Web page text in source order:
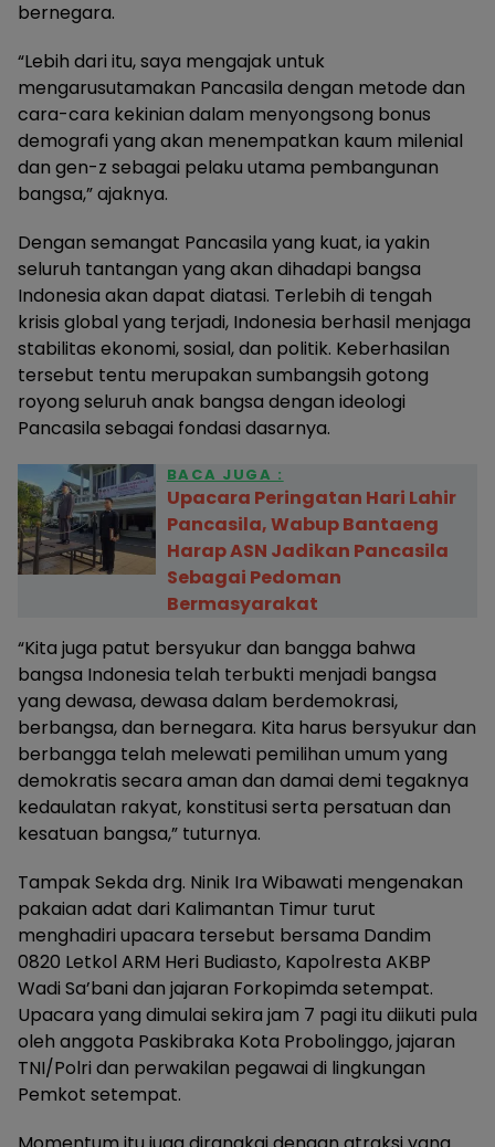
bernegara.
“Lebih dari itu, saya mengajak untuk
mengarusutamakan Pancasila dengan metode dan
cara-cara kekinian dalam menyongsong bonus
demografi yang akan menempatkan kaum milenial
dan gen-z sebagai pelaku utama pembangunan
bangsa,” ajaknya.
Dengan semangat Pancasila yang kuat, ia yakin
seluruh tantangan yang akan dihadapi bangsa
Indonesia akan dapat diatasi. Terlebih di tengah
krisis global yang terjadi, Indonesia berhasil menjaga
stabilitas ekonomi, sosial, dan politik. Keberhasilan
tersebut tentu merupakan sumbangsih gotong
royong seluruh anak bangsa dengan ideologi
Pancasila sebagai fondasi dasarnya.
BACA JUGA :
Upacara Peringatan Hari Lahir
Pancasila, Wabup Bantaeng
Harap ASN Jadikan Pancasila
Sebagai Pedoman
Bermasyarakat
“Kita juga patut bersyukur dan bangga bahwa
bangsa Indonesia telah terbukti menjadi bangsa
yang dewasa, dewasa dalam berdemokrasi,
berbangsa, dan bernegara. Kita harus bersyukur dan
berbangga telah melewati pemilihan umum yang
demokratis secara aman dan damai demi tegaknya
kedaulatan rakyat, konstitusi serta persatuan dan
kesatuan bangsa,” tuturnya.
Tampak Sekda drg. Ninik Ira Wibawati mengenakan
pakaian adat dari Kalimantan Timur turut
menghadiri upacara tersebut bersama Dandim
0820 Letkol ARM Heri Budiasto, Kapolresta AKBP
Wadi Sa’bani dan jajaran Forkopimda setempat.
Upacara yang dimulai sekira jam 7 pagi itu diikuti pula
oleh anggota Paskibraka Kota Probolinggo, jajaran
TNI/Polri dan perwakilan pegawai di lingkungan
Pemkot setempat.